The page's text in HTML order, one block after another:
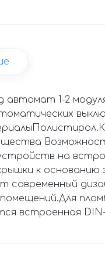
автомат 1-2
на
к
современный
встроенная